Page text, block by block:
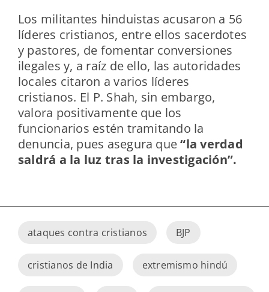
Los militantes hinduistas acusaron a 56
líderes cristianos, entre ellos sacerdotes
y pastores, de fomentar conversiones
ilegales y, a raíz de ello, las autoridades
locales citaron a varios líderes
cristianos. El P. Shah, sin embargo,
valora positivamente que los
funcionarios estén tramitando la
denuncia, pues asegura que“la verdad
saldrá a la luz tras la investigación”.
ataques contra cristianos BJP
cristianos de India extremismo hindú